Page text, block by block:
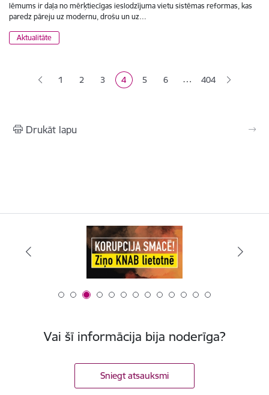
lēmums ir daļa no mērķtiecīgas ieslodzījuma vietu sistēmas reformas, kas
paredz pāreju uz modernu, drošu un uz…
Aktualitāte
Lapa
1 Lapa
2 Lapa
3 Pašreizējā lapa
4 Lapa
5 Lapa
6 … 404
Drukāt lapu
Vai šī informācija bija noderīga?
Sniegt atsauksmi